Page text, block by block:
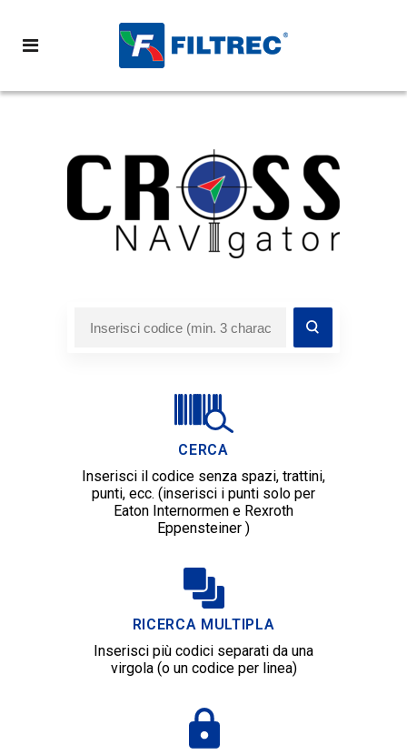
CERCA
Inserisci il codice senza spazi, trattini,
punti, ecc. (inserisci i punti solo per
Eaton Internormen e Rexroth
Eppensteiner )
RICERCA MULTIPLA
Inserisci più codici separati da una
virgola (o un codice per linea)